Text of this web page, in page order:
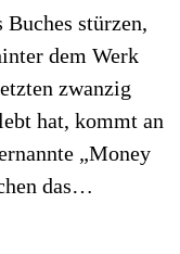
stürzen,
dem Werk
zwanzig
hat, kommt an
„Money
das…